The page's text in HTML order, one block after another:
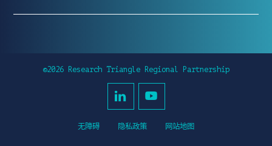
©2026 Research Triangle Regional Partnership
无障碍 隐私政策 网站地图